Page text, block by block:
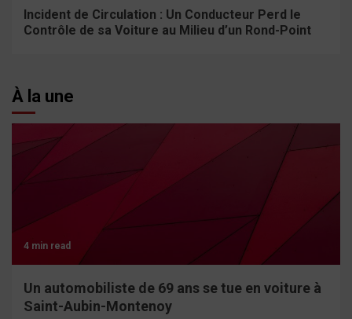
Incident de Circulation : Un Conducteur Perd le
Contrôle de sa Voiture au Milieu d’un Rond-Point
À la une
4 min read
Un automobiliste de 69 ans se tue en voiture à
Saint-Aubin-Montenoy